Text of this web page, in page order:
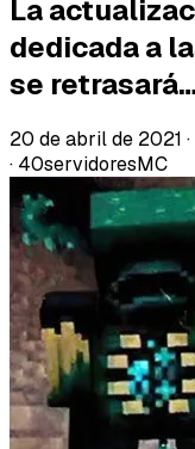
La
dedicada a
se
20 de abril de 2021 ·
· 40servidoresMC